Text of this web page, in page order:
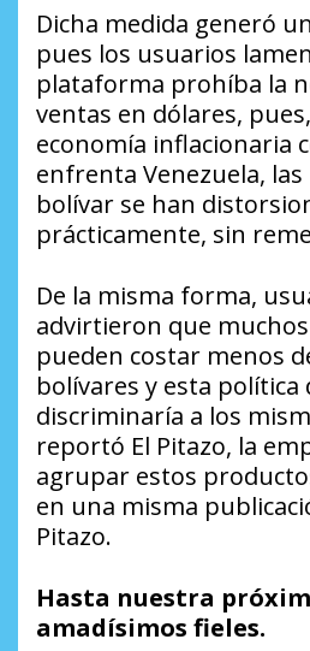
Dicha medida generó
pues los usuarios
plataforma prohíba la
ventas en dólares,
economía inflacionaria
enfrenta Venezuela,
bolívar se han
prácticamente, sin
De la misma forma,
advirtieron que
pueden costar menos
bolívares y esta política
discriminaría a los
reportó El Pitazo, la
agrupar estos
en una misma
Pitazo.
Hasta nuestra
amadísimos fieles.